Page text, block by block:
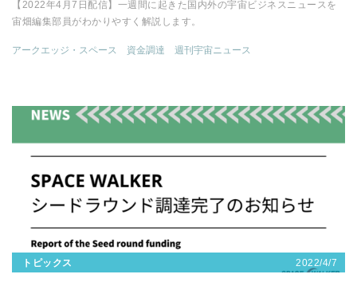
【2022年4月7日配信】一週間に起きた国内外の宇宙ビジネスニュースを
宙畑編集部員がわかりやすく解説します。
アークエッジ・スペース 資金調達 週刊宇宙ニュース
トピックス 2022/4/7